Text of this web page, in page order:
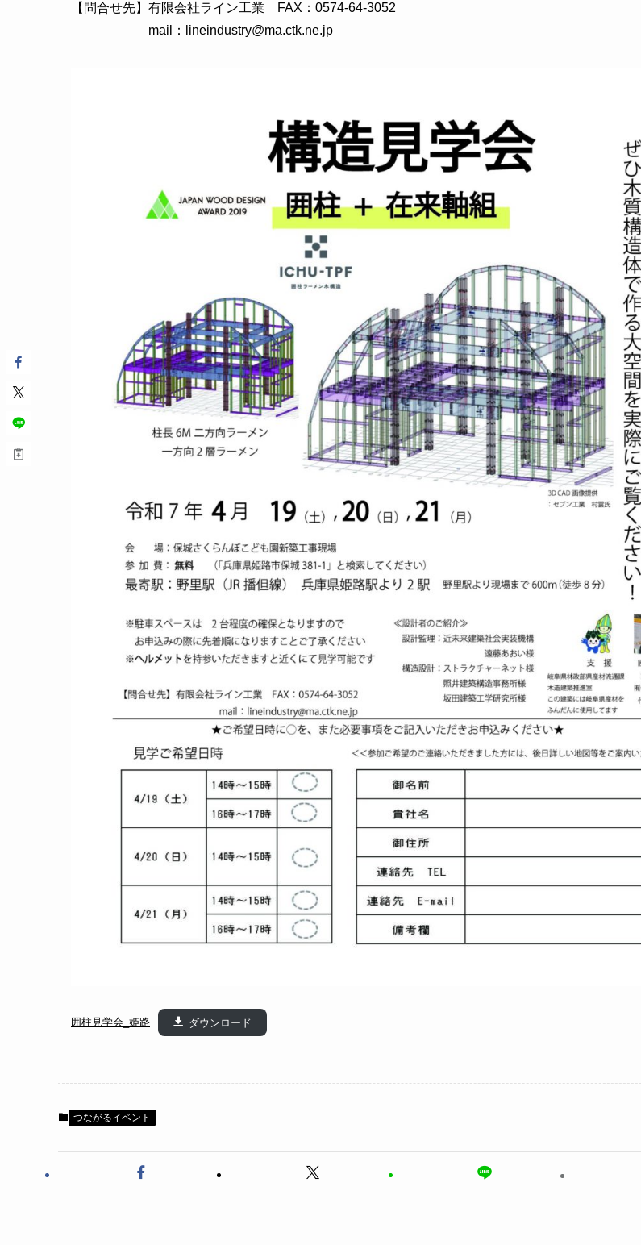
【問合せ先】有限会社ライン工業 FAX：0574-64-3052
mail：lineindustry@ma.ctk.ne.jp
囲柱見学会_姫路 ダウンロード
つながるイベント